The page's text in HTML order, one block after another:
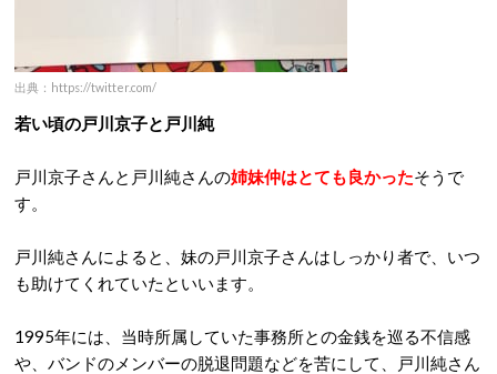
出典：https://twitter.com/
若い頃の戸川京子と戸川純
戸川京子さんと戸川純さんの姉妹仲はとても良かったそうで
す。
戸川純さんによると、妹の戸川京子さんはしっかり者で、いつ
も助けてくれていたといいます。
1995年には、当時所属していた事務所との金銭を巡る不信感
や、バンドのメンバーの脱退問題などを苦にして、戸川純さん